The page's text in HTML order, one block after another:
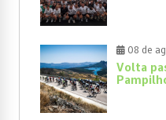
08 de
Volta